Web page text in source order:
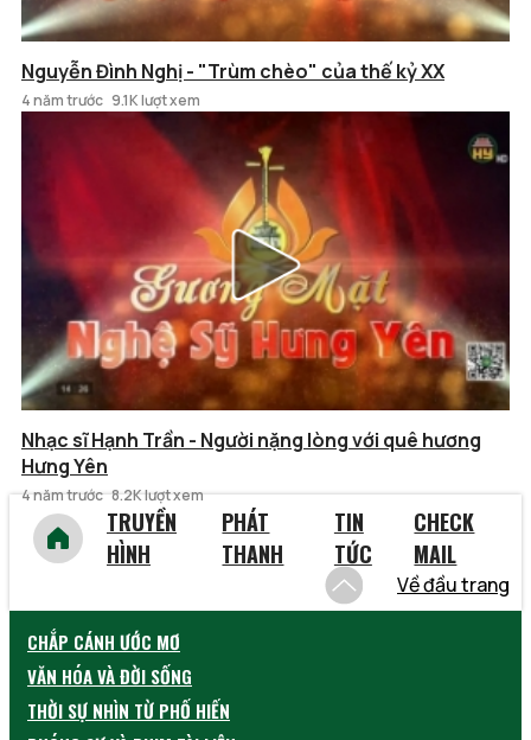
Nguyễn Đình Nghị - "Trùm chèo" của thế kỷ XX
4 năm trước 9.1K lượt xem
Nhạc sĩ Hạnh Trần - Người nặng lòng với quê hương
Hưng Yên
4 năm trước 8.2K lượt xem
TRUYỀN
HÌNH
PHÁT
THANH
TIN
TỨC
CHECK
MAIL
Về đầu trang
CHẮP CÁNH ƯỚC MƠ
VĂN HÓA VÀ ĐỜI SỐNG
THỜI SỰ NHÌN TỪ PHỐ HIẾN